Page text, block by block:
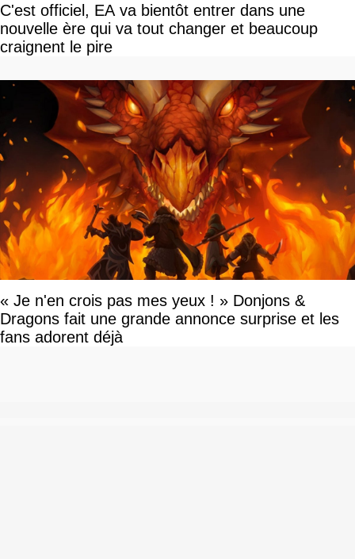
C'est officiel, EA va bientôt entrer dans une
nouvelle ère qui va tout changer et beaucoup
craignent le pire
« Je n'en crois pas mes yeux ! » Donjons &
Dragons fait une grande annonce surprise et les
fans adorent déjà